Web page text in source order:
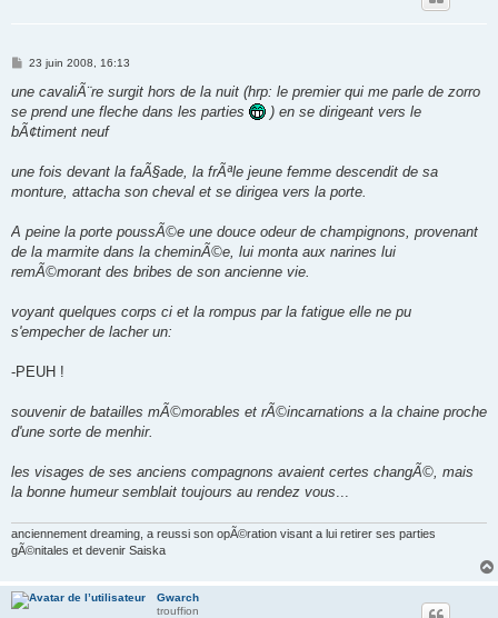
M
s
a
g
23 juin 2008, 16:13
une cavaliÃ¨re surgit hors de la nuit (hrp: le premier qui me parle de zorro
se prend une fleche dans les parties
) en se dirigeant vers le
bÃ¢timent neuf
une fois devant la faÃ§ade, la frÃªle jeune femme descendit de sa
monture, attacha son cheval et se dirigea vers la porte.
A peine la porte poussÃ©e une douce odeur de champignons, provenant
de la marmite dans la cheminÃ©e, lui monta aux narines lui
remÃ©morant des bribes de son ancienne vie.
voyant quelques corps ci et la rompus par la fatigue elle ne pu
s'empecher de lacher un:
-PEUH !
souvenir de batailles mÃ©morables et rÃ©incarnations a la chaine proche
d'une sorte de menhir.
les visages de ses anciens compagnons avaient certes changÃ©, mais
la bonne humeur semblait toujours au rendez vous...
anciennement dreaming, a reussi son opÃ©ration visant a lui retirer ses parties
gÃ©nitales et devenir Saiska
Gwarch
trouffion